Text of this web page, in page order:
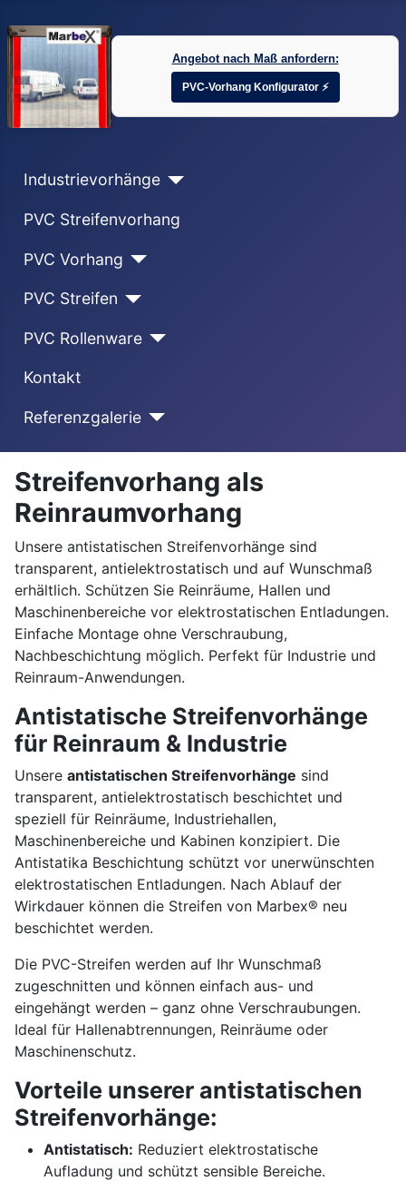
Angebot nach Maß anfordern:
PVC-Vorhang Konfigurator ⚡
Industrievorhänge
PVC Streifenvorhang
PVC Vorhang
PVC Streifen
PVC Rollenware
Kontakt
Referenzgalerie
Streifenvorhang als
Reinraumvorhang
Unsere antistatischen Streifenvorhänge sind
transparent, antielektrostatisch und auf Wunschmaß
erhältlich. Schützen Sie Reinräume, Hallen und
Maschinenbereiche vor elektrostatischen Entladungen.
Einfache Montage ohne Verschraubung,
Nachbeschichtung möglich. Perfekt für Industrie und
Reinraum-Anwendungen.
Antistatische Streifenvorhänge
für Reinraum & Industrie
Unsere antistatischen Streifenvorhänge sind
transparent, antielektrostatisch beschichtet und
speziell für Reinräume, Industriehallen,
Maschinenbereiche und Kabinen konzipiert. Die
Antistatika Beschichtung schützt vor unerwünschten
elektrostatischen Entladungen. Nach Ablauf der
Wirkdauer können die Streifen von Marbex® neu
beschichtet werden.
Die PVC-Streifen werden auf Ihr Wunschmaß
zugeschnitten und können einfach aus- und
eingehängt werden – ganz ohne Verschraubungen.
Ideal für Hallenabtrennungen, Reinräume oder
Maschinenschutz.
Vorteile unserer antistatischen
Streifenvorhänge:
Antistatisch: Reduziert elektrostatische
Aufladung und schützt sensible Bereiche.